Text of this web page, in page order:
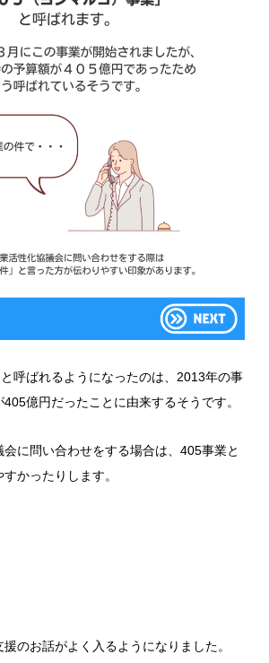
呼ばれるようになったのは、2013年の事
億円だったことに由来するそうです。
に問い合わせをする場合は、405事業と
かったりします。
のお話がよく入るようになりました。